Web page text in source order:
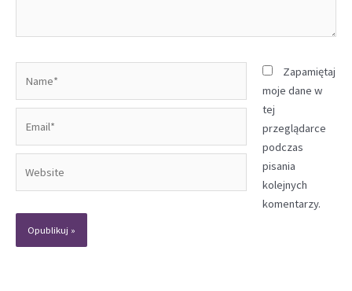
Zapamiętaj
moje dane w
tej
przeglądarce
podczas
pisania
kolejnych
komentarzy.